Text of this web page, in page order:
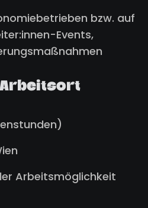
bzw. auf
Events,
Arbeitsmöglichkeit